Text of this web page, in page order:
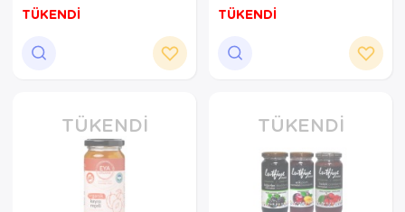
TÜKENDİ TÜKENDİ
TÜKENDI TÜKENDI